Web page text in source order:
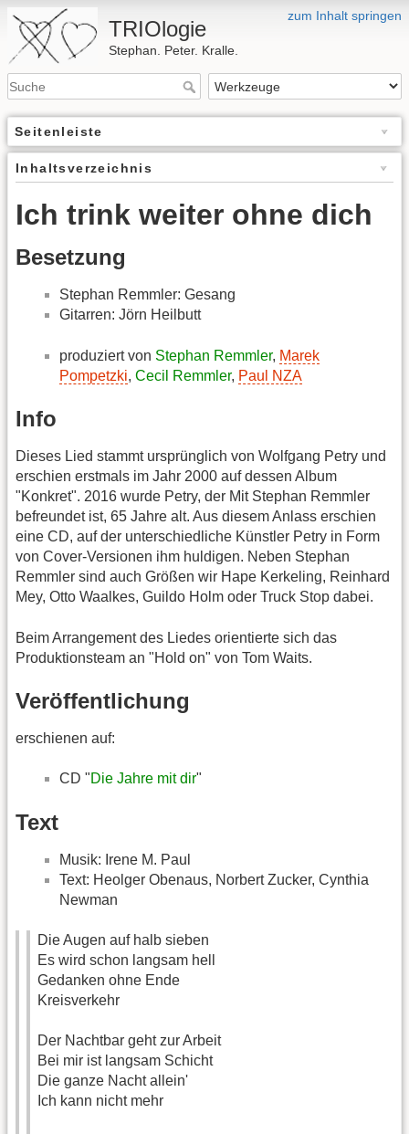
zum Inhalt springen
TRIOlogie
Stephan. Peter. Kralle.
Seitenleiste
Inhaltsverzeichnis
Ich trink weiter ohne dich
Besetzung
Stephan Remmler: Gesang
Gitarren: Jörn Heilbutt
produziert von Stephan Remmler, Marek
Pompetzki, Cecil Remmler, Paul NZA
Info
Dieses Lied stammt ursprünglich von Wolfgang Petry und
erschien erstmals im Jahr 2000 auf dessen Album
"Konkret". 2016 wurde Petry, der Mit Stephan Remmler
befreundet ist, 65 Jahre alt. Aus diesem Anlass erschien
eine CD, auf der unterschiedliche Künstler Petry in Form
von Cover-Versionen ihm huldigen. Neben Stephan
Remmler sind auch Größen wir Hape Kerkeling, Reinhard
Mey, Otto Waalkes, Guildo Holm oder Truck Stop dabei.
Beim Arrangement des Liedes orientierte sich das
Produktionsteam an "Hold on" von Tom Waits.
Veröffentlichung
erschienen auf:
CD "Die Jahre mit dir"
Text
Musik: Irene M. Paul
Text: Heolger Obenaus, Norbert Zucker, Cynthia
Newman
Die Augen auf halb sieben
Es wird schon langsam hell
Gedanken ohne Ende
Kreisverkehr
Der Nachtbar geht zur Arbeit
Bei mir ist langsam Schicht
Die ganze Nacht allein'
Ich kann nicht mehr